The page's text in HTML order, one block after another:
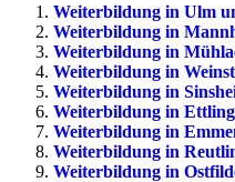
Weiterbildung in Ulm
Weiterbildung in
Weiterbildung in
Weiterbildung in
Weiterbildung in
Weiterbildung in
Weiterbildung in
Weiterbildung in
Weiterbildung in